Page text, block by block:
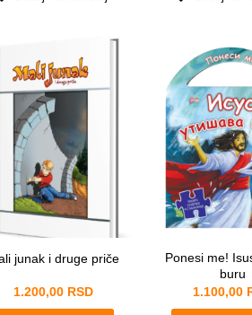
junak i druge priče
1.200,00 RSD
Ponesi me!
buru
1.100,00